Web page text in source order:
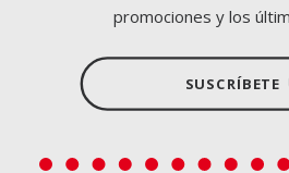
promociones y los
SUSCRÍBETE